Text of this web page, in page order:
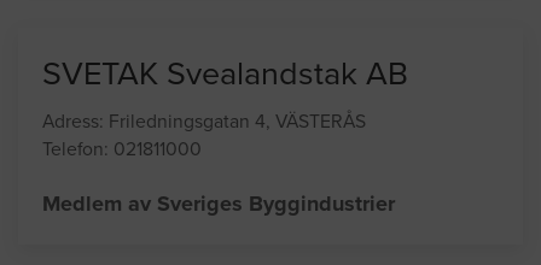
SVETAK Svealandstak AB
Adress: Friledningsgatan 4, VÄSTERÅS
Telefon: 021811000
Medlem av Sveriges Byggindustrier